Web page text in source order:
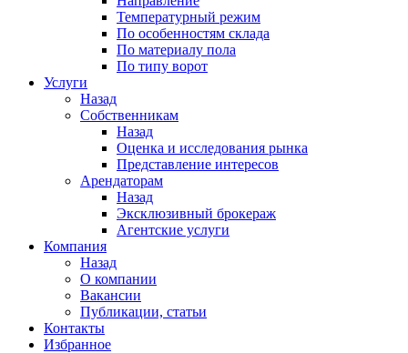
Температурный режим
По особенностям склада
По материалу пола
По типу ворот
Услуги
Назад
Собственникам
Назад
Оценка и исследования рынка
Представление интересов
Арендаторам
Назад
Эксклюзивный брокераж
Агентские услуги
Компания
Назад
О компании
Вакансии
Публикации, статьи
Контакты
Избранное